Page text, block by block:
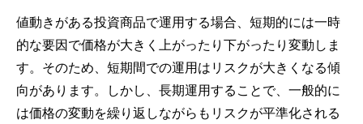
値動きがある投資商品で運用する場合、短期的には一時
的な要因で価格が大きく上がったり下がったり変動しま
す。そのため、短期間での運用はリスクが大きくなる傾
向があります。しかし、長期運用することで、一般的に
は価格の変動を繰り返しながらもリスクが平準化される